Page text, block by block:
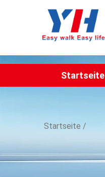
Startseite
Startseite /